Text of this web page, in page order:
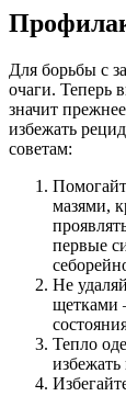
Для борьбы с
очаги. Теперь
значит
избежать
советам:
мазями,
первые
Не
щетками
Тепло